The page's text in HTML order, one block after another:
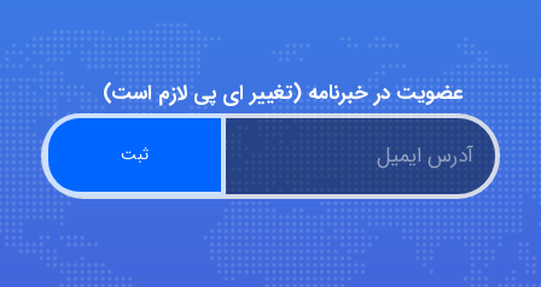
ABOALFZAL ZAREI
nima5534
arman.m
عضویت در خبرنامه (تغییر ای پی لازم است)